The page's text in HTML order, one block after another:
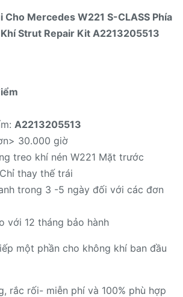
Cho Mercedes W221 S-CLASS Phía
Strut Repair Kit A2213205513
A2213205513
30.000 giờ
treo khí nén W221 Mặt trước
thay thế trái
trong 3 -5 ngày đối với các đơn
với 12 tháng bảo hành
một phần cho không khí ban đầu
rắc rối- miễn phí và 100% phù hợp